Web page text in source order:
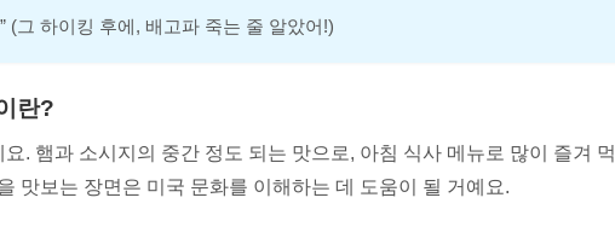
(그 하이킹 후에, 배고파 죽는 줄 알았어!)
란?
. 햄과 소시지의 중간 정도 되는 맛으로, 아침 식사 메뉴로 많이 즐겨 먹
맛보는 장면은 미국 문화를 이해하는 데 도움이 될 거예요.